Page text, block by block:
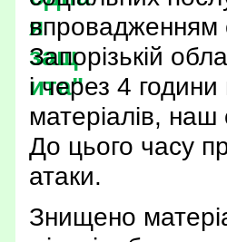
впровадженням
Запорізькій
і через 4
матеріалів,
До цього часу
атаки.
Знищено